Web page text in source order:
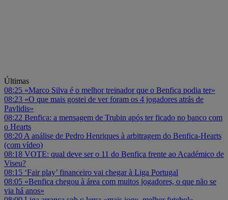
Últimas
08:25 «Marco Silva é o melhor treinador que o Benfica podia ter»
08:23 «O que mais gostei de ver foram os 4 jogadores atrás de
Pavlidis»
08:22 Benfica: a mensagem de Trubin após ter ficado no banco com
o Hearts
08:20 A análise de Pedro Henriques à arbitragem do Benfica-Hearts
(com vídeo)
08:18 VOTE: qual deve ser o 11 do Benfica frente ao Académico de
Viseu?
08:15 ‘Fair play’ financeiro vai chegar à Liga Portugal
08:05 «Benfica chegou à área com muitos jogadores, o que não se
via há anos»